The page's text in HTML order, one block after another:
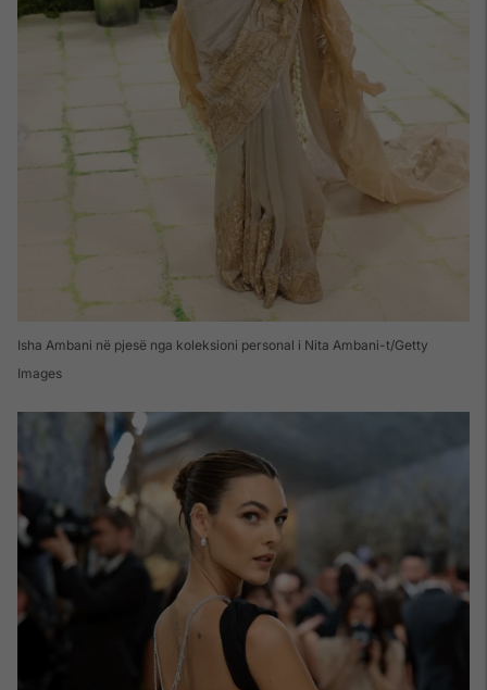
Isha Ambani në pjesë nga koleksioni personal i Nita Ambani-t/Getty
Images